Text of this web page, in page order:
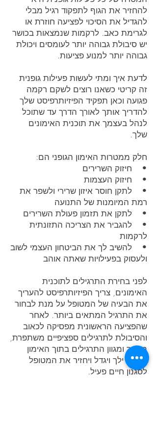
להחזיר את הגוף לתפקוד רגיל מבלי
להגדיל את הסיכוי לפציעה חוזרת או
לגרימת כאב. לרקמות שנמצאות בכושר
יש סיבולת גבוהה יותר לעומסים ויכולת
גבוהה יותר למנוע פציעות.
לדעת איך ומתי לעשות פעילות גופנית
זה קריטי כשאנו רוצים לשקם רקמה
פגועה וכאן תפקיד הפיזיותרפיסט שלך
להדריך אותך לאורך הדרך עד שתוכל
לנהל בעצמך את תוכנית האימונים
שלך.
חלק ממטרות האימון הגופני הם:
• חיזוק השרירים
• חיזוק העצמות
• לתקן חוסר איזון שרירי ולשפר את
רמת המיומנות של התנועה
• לתקן את תזמון פעולת השרירים
• להגביר את הצריכה התזונתית
לרקמות
• להשיב לך את הביטחון העצמי לשוב
ולעסוק בפעילויות שאתה אוהב
לפני בחירת התרגילים לתוכנית
האימונים, צריך הפיזיותרפיסט להעריך
את הבעיה של המטופל על מנת לבחור
את התרגיל המתאים ביותר. לאחר
שהפציעה הראשונית מפסיקה לכאוב
והסיבולת לתרגילים ספציפיים משתפרת,
מספר ומגוון התרגילים בתוך האימון
הגופני ילך ויגדל ויחזיר את המטופל
לסגנון חיים פעיל.